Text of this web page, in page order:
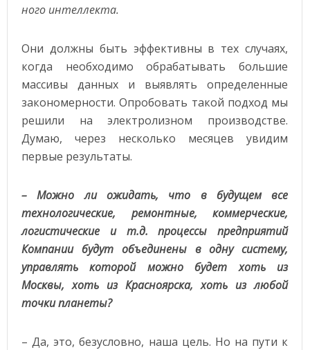
ного интеллекта.
Они должны быть эффективны в тех случаях,
когда необходимо обрабатывать большие
массивы данных и выявлять определенные
закономерности. Опробовать такой подход мы
решили на электролизном производстве.
Думаю, через несколько месяцев увидим
первые результаты.
– Можно ли ожидать, что в будущем все
технологические, ремонтные, коммерческие,
логистические и т.д. процессы предприятий
Компании будут объединены в одну систему,
управлять которой можно будет хоть из
Москвы, хоть из Красноярска, хоть из любой
точки планеты?
– Да, это, безусловно, наша цель. Но на пути к